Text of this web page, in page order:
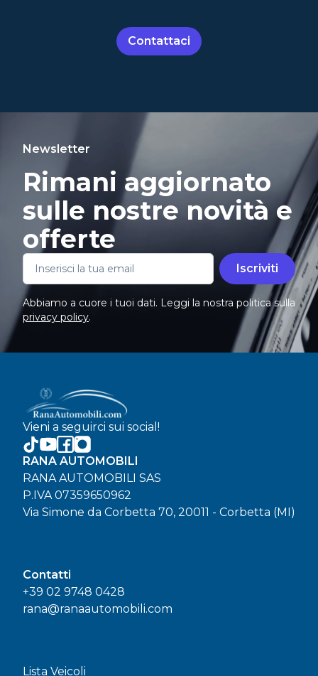
Contattaci
Newsletter
Rimani aggiornato
sulle nostre novità e
offerte
Iscriviti
Abbiamo a cuore i tuoi dati. Leggi la nostra politica sulla
privacy policy.
Vieni a seguirci sui social!
RANA AUTOMOBILI
RANA AUTOMOBILI SAS
P.IVA 07359650962
Via Simone da Corbetta 70, 20011 - Corbetta (MI)
Contatti
+39 02 9748 0428
rana@ranaautomobili.com
Lista Veicoli